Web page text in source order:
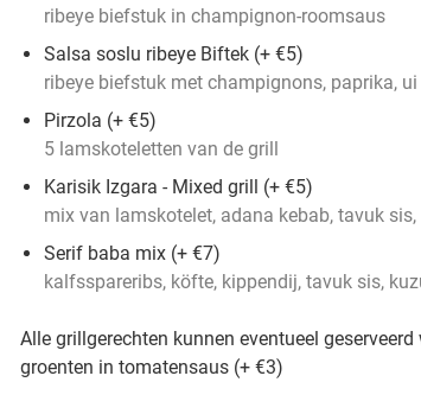
ribeye biefstuk in champignon-roomsaus
Salsa soslu ribeye Biftek (+ €5)
ribeye biefstuk met champignons, paprika,
Pirzola (+ €5)
5 lamskoteletten van de grill
Karisik Izgara - Mixed grill (+ €5)
mix van lamskotelet, adana kebab, tavuk
Serif baba mix (+ €7)
kalfsspareribs, köfte, kippendij, tavuk sis,
Alle grillgerechten kunnen eventueel
groenten in tomatensaus (+ €3)